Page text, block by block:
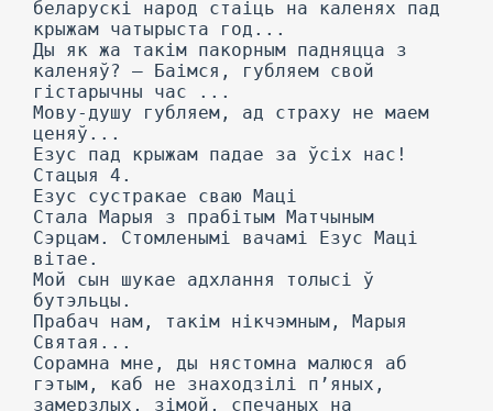
беларускі народ стаіць на каленях пад
крыжам чатырыста год...
Ды як жа такім пакорным падняцца з
каленяў? — Баімся, губляем свой
гістарычны час ...
Мову-душу губляем, ад страху не маем
ценяў...
Езус пад крыжам падае за ўсіх нас!
Стацыя 4.
Езус сустракае сваю Маці
Стала Марыя з прабітым Матчыным
Сэрцам. Стомленымі вачамі Езус Маці
вітае.
Мой сын шукае адхлання толысі ў
бутэльцы.
Прабач нам, такім нікчэмным, Марыя
Святая...
Сорамна мне, ды нястомна малюся аб
гэтым, каб не знаходзілі п’яных,
замерзлых, зімой, спечаных на